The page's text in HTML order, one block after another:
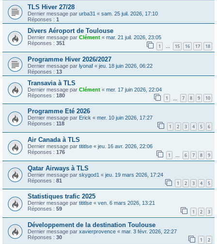
TLS Hiver 27/28
Dernier message par urba31 « sam. 25 juil. 2026, 17:10
Réponses : 1
Divers Aéroport de Toulouse
Dernier message par Clément « mar. 21 juil. 2026, 23:05
Réponses : 351 1 … 15 16 17 18
Programme Hiver 2026/2027
Dernier message par lyonaf « jeu. 18 juin 2026, 06:22
Réponses : 13
Transavia à TLS
Dernier message par Clément « mer. 17 juin 2026, 22:04
Réponses : 180 1 7 8 9 10
Programme Eté 2026
Dernier message par Erick « mer. 10 juin 2026, 17:27
Réponses : 118 1 2 3 4 5 6
Air Canada à TLS
Dernier message par tititlse « jeu. 16 avr. 2026, 22:06
Réponses : 176 1 … 6 7 8 9
Qatar Airways à TLS
Dernier message par skygod1 « jeu. 19 mars 2026, 17:24
Réponses : 81 1 2 3 4 5
Statistiques trafic 2025
Dernier message par tititlse « ven. 6 mars 2026, 13:21
Réponses : 59 1 2 3
Développement de la destination Toulouse
Dernier message par xavierprovence « mar. 3 févr. 2026, 22:27
Réponses : 30 1 2